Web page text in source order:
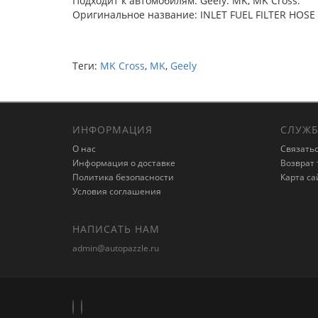
Оригинальное название: INLET FUEL FILTER HOSE
Теги: MK Cross, MK, Geely
ИНФОРМАЦИЯ
О нас
Информация о доставке
Политика безопасности
Условия соглашения
Возврат
Карта
НАПИСАТЬ НАМ
admin@autopazzle.ru